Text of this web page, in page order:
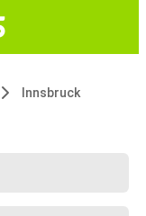
Innsbruck